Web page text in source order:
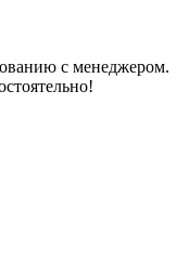
с менеджером.